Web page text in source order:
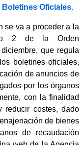
Oficiales.
se va a proceder a la
2 de la Orden
que regula
boletines oficiales,
de anuncios de
por los órganos
con la finalidad
reducir costes, dado
de bienes
de recaudación